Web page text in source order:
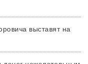
выставят на